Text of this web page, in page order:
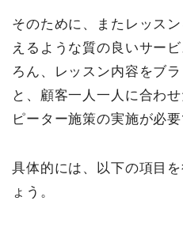
そのために、またレッス
えるような質の良いサー
ろん、レッスン内容をブ
と、顧客一人一人に合わ
ピーター施策の実施が必要
具体的には、以下の項目
ょう。